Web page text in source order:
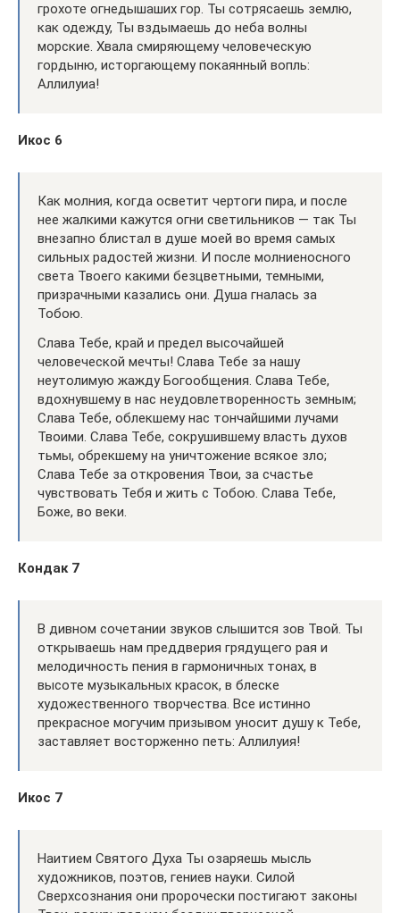
грохоте огнедышаших гор. Ты сотрясаешь землю,
как одежду, Ты вздымаешь до неба волны
морские. Хвала смиряющему человеческую
гордыню, исторгающему покаянный вопль:
Аллилуиа!
Икос 6
Как молния, когда осветит чертоги пира, и после
нее жалкими кажутся огни светильников — так Ты
внезапно блистал в душе моей во время самых
сильных радостей жизни. И после молниеносного
света Твоего какими безцветными, темными,
призрачными казались они. Душа гналась за
Тобою.
Слава Тебе, край и предел высочайшей
человеческой мечты! Слава Тебе за нашу
неутолимую жажду Богообщения. Слава Тебе,
вдохнувшему в нас неудовлетворенность земным;
Слава Тебе, облекшему нас тончайшими лучами
Твоими. Слава Тебе, сокрушившему власть духов
тьмы, обрекшему на уничтожение всякое зло;
Слава Тебе за откровения Твои, за счастье
чувствовать Тебя и жить с Тобою. Слава Тебе,
Боже, во веки.
Кондак 7
В дивном сочетании звуков слышится зов Твой. Ты
открываешь нам преддверия грядущего рая и
мелодичность пения в гармоничных тонах, в
высоте музыкальных красок, в блеске
художественного творчества. Все истинно
прекрасное могучим призывом уносит душу к Тебе,
заставляет восторженно петь: Аллилуия!
Икос 7
Наитием Святого Духа Ты озаряешь мысль
художников, поэтов, гениев науки. Силой
Сверхсознания они пророчески постигают законы